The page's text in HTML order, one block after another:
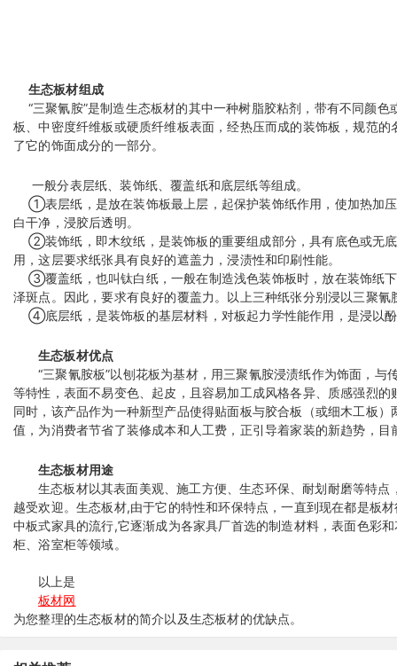
生态板材组成
“三聚氰胺”是制造生态板材的其中一种树脂胶粘剂，带有不同颜
板、中密度纤维板或硬质纤维板表面，经热压而成的装饰板，规范
了它的饰面成分的一部分。
一般分表层纸、装饰纸、覆盖纸和底层纸等组成。
①表层纸，是放在装饰板最上层，起保护装饰纸作用，使加热加
白干净，浸胶后透明。
②装饰纸，即木纹纸，是装饰板的重要组成部分，具有底色或无
用，这层要求纸张具有良好的遮盖力，浸渍性和印刷性能。
③覆盖纸，也叫钛白纸，一般在制造浅色装饰板时，放在装饰纸
泽斑点。因此，要求有良好的覆盖力。以上三种纸张分别浸以三聚
④底层纸，是装饰板的基层材料，对板起力学性能作用，是浸以
生态板材优点
“三聚氰胺板”以刨花板为基材，用三聚氰胺浸渍纸作为饰面，
等特性，表面不易变色、起皮，且容易加工成风格各异、质感强烈
同时，该产品作为一种新型产品使得贴面板与胶合板（或细木工板
值，为消费者节省了装修成本和人工费，正引导着家装的新趋势，
生态板材用途
生态板材以其表面美观、施工方便、生态环保、耐划耐磨等特
越受欢迎。生态板材,由于它的特性和环保特点，一直到现在都是板
中板式家具的流行,它逐渐成为各家具厂首选的制造材料，表面色彩
柜、浴室柜等领域。
以上是
板材网
为您整理的生态板材的简介以及生态板材的优缺点。